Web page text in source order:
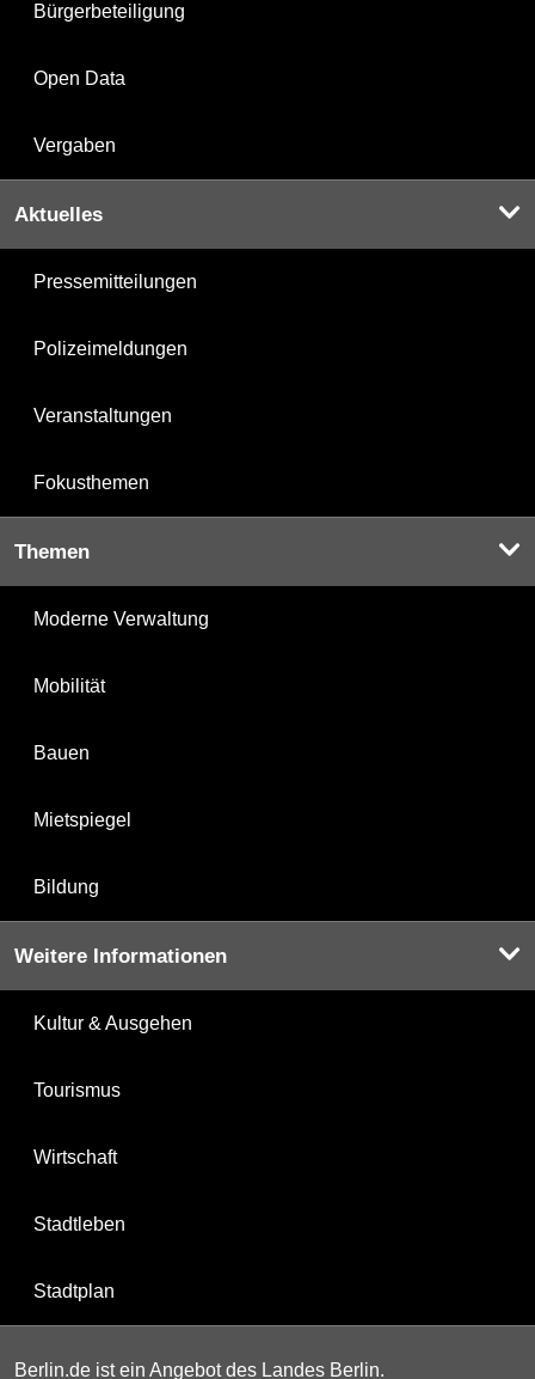
Bürgerbeteiligung
Open Data
Vergaben
Aktuelles
Pressemitteilungen
Polizeimeldungen
Veranstaltungen
Fokusthemen
Themen
Moderne Verwaltung
Mobilität
Bauen
Mietspiegel
Bildung
Weitere Informationen
Kultur & Ausgehen
Tourismus
Wirtschaft
Stadtleben
Stadtplan
Berlin.de ist ein Angebot des Landes Berlin.